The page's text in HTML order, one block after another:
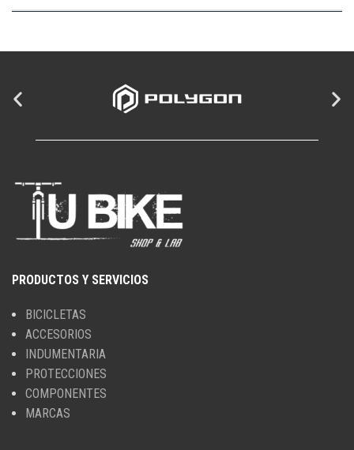
PRODUCTOS Y SERVICIOS
BICICLETAS
ACCESORIOS
INDUMENTARIA
PROTECCIONES
COMPONENTES
MARCAS